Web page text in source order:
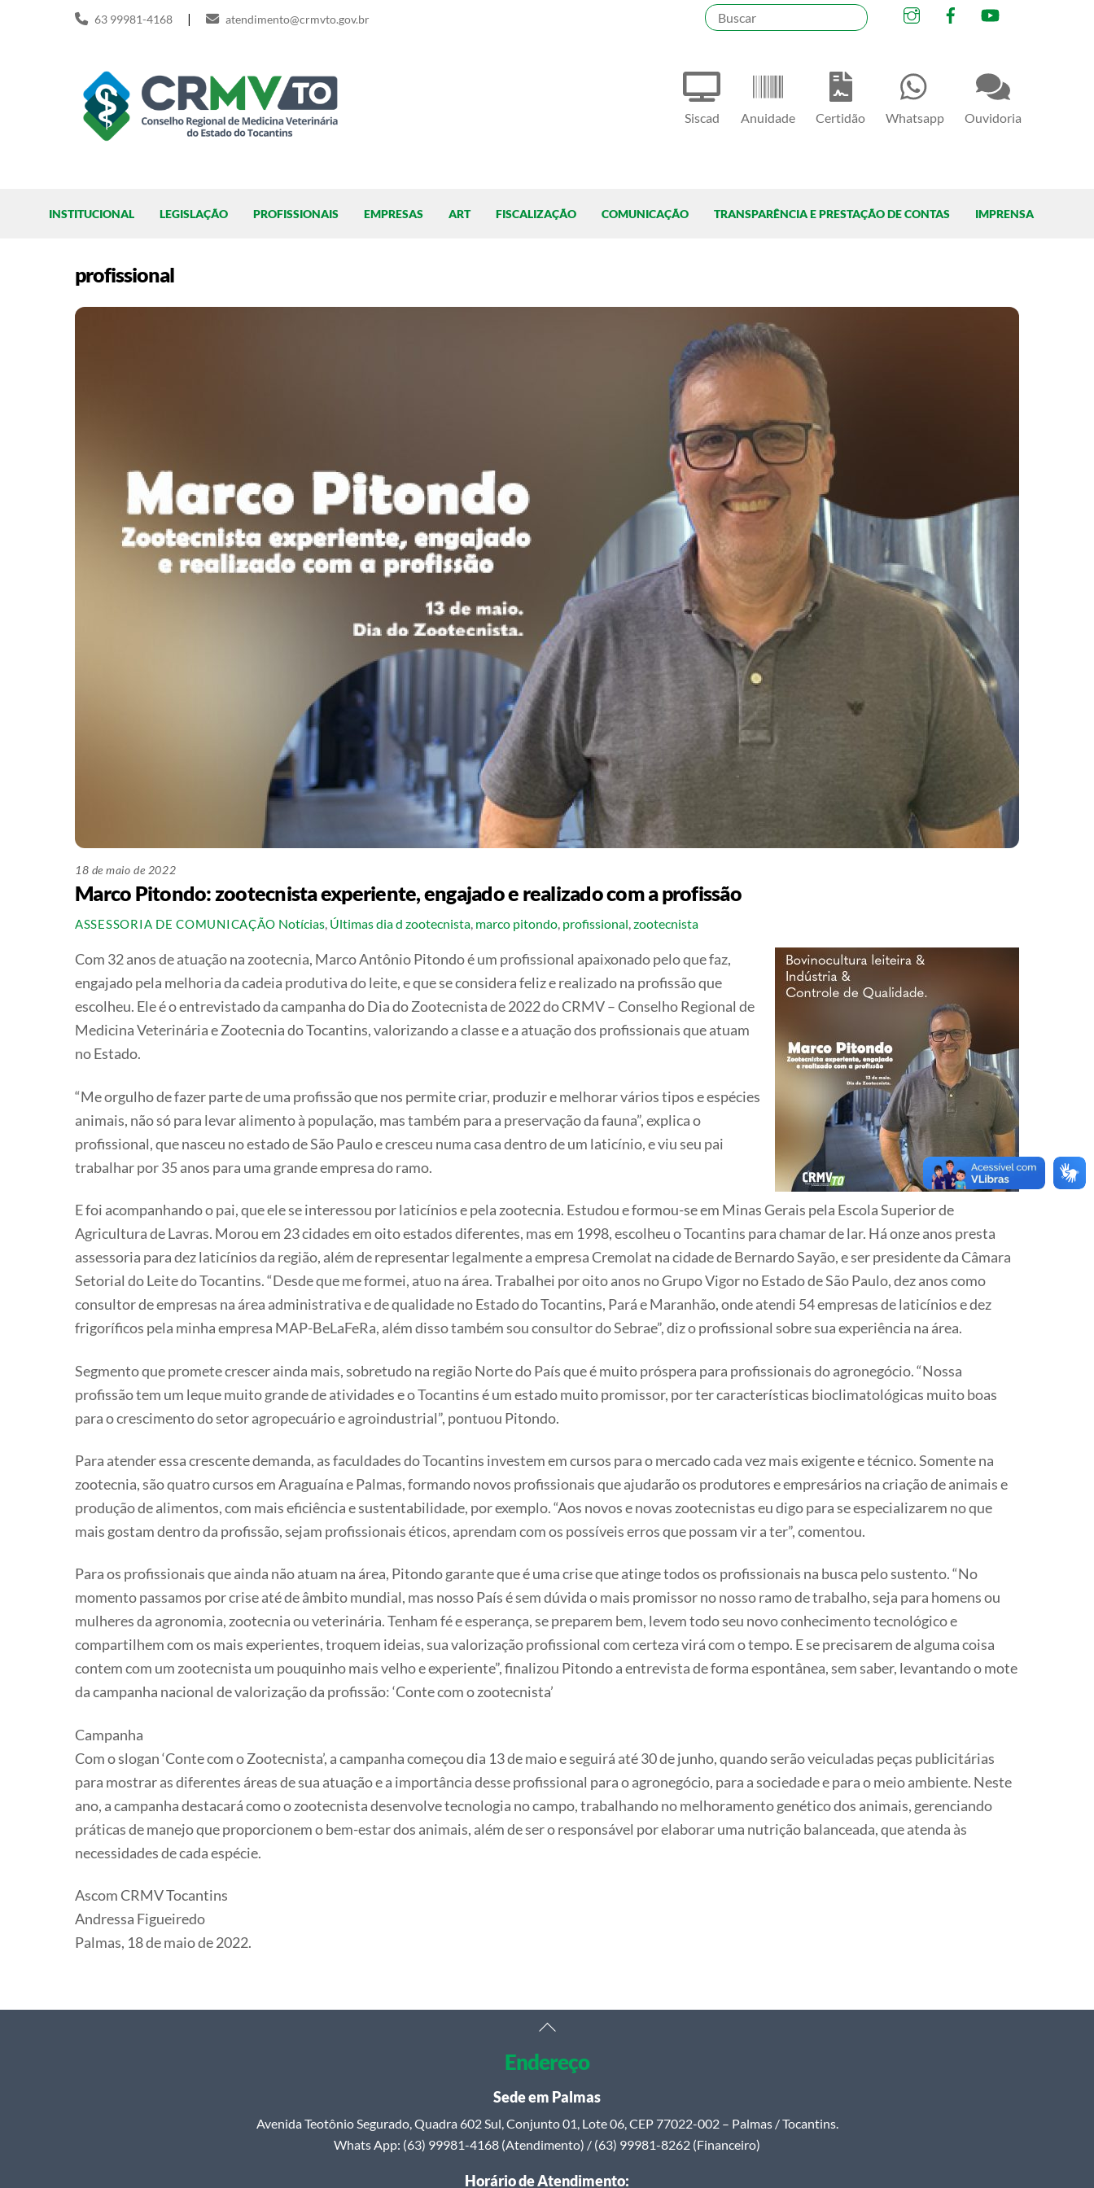
Siscad Anuidade Certidão Whatsapp Ouvidoria
InstagramFacebook
63 99981-4168 | atendimento@crmvto.gov.br
INSTITUCIONAL LEGISLAÇÃO PROFISSIONAIS EMPRESAS ART FISCALIZAÇÃO COMUNICAÇÃO TRANSPARÊNCIA E PRESTAÇÃO DE CONTAS IMPRENSA
profissional
18 de maio de 2022
Marco Pitondo: zootecnista experiente, engajado e realizado com a profissão
ASSESSORIA DE COMUNICAÇÃO Notícias, Últimasdia d zootecnista, marco pitondo, profissional,zootecnista
Com 32 anos de atuação na zootecnia, Marco Antônio Pitondo é um profissional apaixonado pelo que faz,
engajado pela melhoria da cadeia produtiva do leite, e que se considera feliz e realizado na profissão que
escolheu. Ele é o entrevistado da campanha do Dia do Zootecnista de 2022 do CRMV – Conselho Regional de
Medicina Veterinária e Zootecnia do Tocantins, valorizando a classe e a atuação dos profissionais que atuam
no Estado.
“Me orgulho de fazer parte de uma profissão que nos permite criar, produzir e melhorar vários tipos e espécies
animais, não só para levar alimento à população, mas também para a preservação da fauna”, explica o
profissional, que nasceu no estado de São Paulo e cresceu numa casa dentro de um laticínio, e viu seu pai
trabalhar por 35 anos para uma grande empresa do ramo.
E foi acompanhando o pai, que ele se interessou por laticínios e pela zootecnia. Estudou e formou-se em Minas Gerais pela Escola Superior de
Agricultura de Lavras. Morou em 23 cidades em oito estados diferentes, mas em 1998, escolheu o Tocantins para chamar de lar. Há onze anos presta
assessoria para dez laticínios da região, além de representar legalmente a empresa Cremolat na cidade de Bernardo Sayão, e ser presidente da Câmara
Setorial do Leite do Tocantins. “Desde que me formei, atuo na área. Trabalhei por oito anos no Grupo Vigor no Estado de São Paulo, dez anos como
consultor de empresas na área administrativa e de qualidade no Estado do Tocantins, Pará e Maranhão, onde atendi 54 empresas de laticínios e dez
frigoríficos pela minha empresa MAP-BeLaFeRa, além disso também sou consultor do Sebrae”, diz o profissional sobre sua experiência na área.
Segmento que promete crescer ainda mais, sobretudo na região Norte do País que é muito próspera para profissionais do agronegócio. “Nossa
profissão tem um leque muito grande de atividades e o Tocantins é um estado muito promissor, por ter características bioclimatológicas muito boas
para o crescimento do setor agropecuário e agroindustrial”, pontuou Pitondo.
Para atender essa crescente demanda, as faculdades do Tocantins investem em cursos para o mercado cada vez mais exigente e técnico. Somente na
zootecnia, são quatro cursos em Araguaína e Palmas, formando novos profissionais que ajudarão os produtores e empresários na criação de animais e
produção de alimentos, com mais eficiência e sustentabilidade, por exemplo. “Aos novos e novas zootecnistas eu digo para se especializarem no que
mais gostam dentro da profissão, sejam profissionais éticos, aprendam com os possíveis erros que possam vir a ter”, comentou.
Para os profissionais que ainda não atuam na área, Pitondo garante que é uma crise que atinge todos os profissionais na busca pelo sustento. “No
momento passamos por crise até de âmbito mundial, mas nosso País é sem dúvida o mais promissor no nosso ramo de trabalho, seja para homens ou
mulheres da agronomia, zootecnia ou veterinária. Tenham fé e esperança, se preparem bem, levem todo seu novo conhecimento tecnológico e
compartilhem com os mais experientes, troquem ideias, sua valorização profissional com certeza virá com o tempo. E se precisarem de alguma coisa
contem com um zootecnista um pouquinho mais velho e experiente”, finalizou Pitondo a entrevista de forma espontânea, sem saber, levantando o mote
da campanha nacional de valorização da profissão: ‘Conte com o zootecnista’
Campanha
Com o slogan ‘Conte com o Zootecnista’, a campanha começou dia 13 de maio e seguirá até 30 de junho, quando serão veiculadas peças publicitárias
para mostrar as diferentes áreas de sua atuação e a importância desse profissional para o agronegócio, para a sociedade e para o meio ambiente. Neste
ano, a campanha destacará como o zootecnista desenvolve tecnologia no campo, trabalhando no melhoramento genético dos animais, gerenciando
práticas de manejo que proporcionem o bem-estar dos animais, além de ser o responsável por elaborar uma nutrição balanceada, que atenda às
necessidades de cada espécie.
Ascom CRMV Tocantins
Andressa Figueiredo
Palmas, 18 de maio de 2022.
Back
Top
Endereço
Sede em Palmas
Avenida Teotônio Segurado, Quadra 602 Sul, Conjunto 01, Lote 06, CEP 77022-002 – Palmas / Tocantins.
Whats App: (63) 99981-4168 (Atendimento) / (63) 99981-8262 (Financeiro)
Horário de Atendimento: